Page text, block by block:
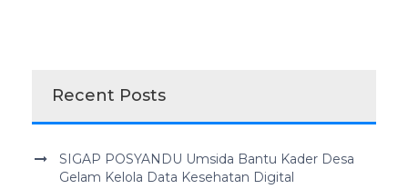
Recent Posts
SIGAP POSYANDU Umsida Bantu Kader Desa
Gelam Kelola Data Kesehatan Digital